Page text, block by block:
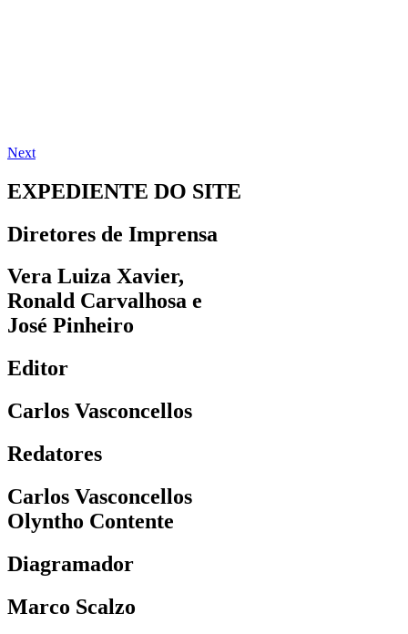
Next
EXPEDIENTE DO SITE
Diretores de Imprensa
Vera Luiza Xavier,
Ronald Carvalhosa e
José Pinheiro
Editor
Carlos Vasconcellos
Redatores
Carlos Vasconcellos
Olyntho Contente
Diagramador
Marco Scalzo